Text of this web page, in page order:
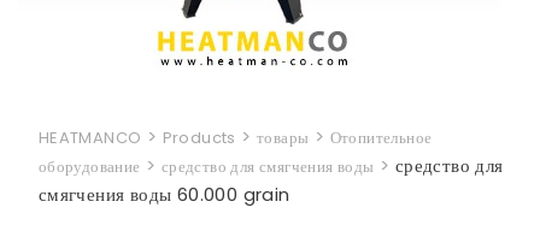
HEATMANCO > Products > товары > Отопительное
оборудование > средство для смягчения воды > средство для
смягчения воды 60.000 grain